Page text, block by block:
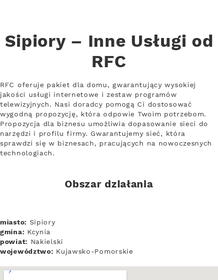
Sipiory – Inne Usługi od
RFC
RFC oferuje pakiet dla domu, gwarantujący wysokiej
jakości usługi internetowe i zestaw programów
telewizyjnych. Nasi doradcy pomogą Ci dostosować
wygodną propozycję, która odpowie Twoim potrzebom.
Propozycja dla biznesu umożliwia dopasowanie sieci do
narzędzi i profilu firmy. Gwarantujemy sieć, która
sprawdzi się w biznesach, pracujących na nowoczesnych
technologiach.
Obszar działania
miasto: Sipiory
gmina: Kcynia
powiat: Nakielski
województwo: Kujawsko-Pomorskie